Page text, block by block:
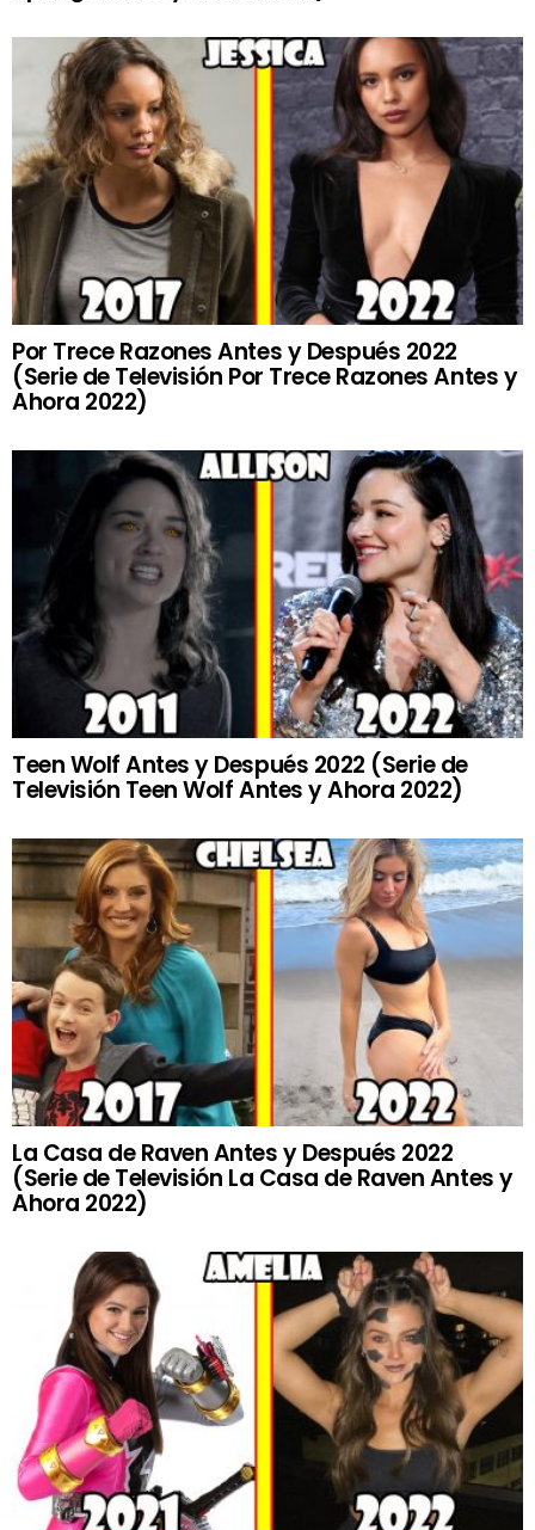
Por Trece Razones Antes y Después 2022
(Serie de Televisión Por Trece Razones Antes y
Ahora 2022)
Teen Wolf Antes y Después 2022 (Serie de
Televisión Teen Wolf Antes y Ahora 2022)
La Casa de Raven Antes y Después 2022
(Serie de Televisión La Casa de Raven Antes y
Ahora 2022)